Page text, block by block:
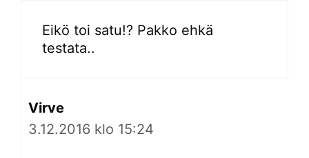
Eikö toi satu!? Pakko ehkä
testata..
Virve
3.12.2016 klo 15:24